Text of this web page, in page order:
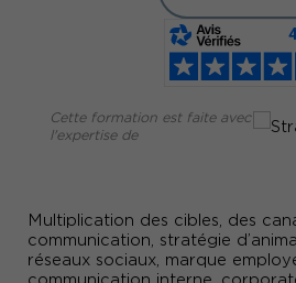
Multiplication des cibles, des
communication, stratégie
réseaux sociaux, marque
Cette formation est faite avec
l'expertise de